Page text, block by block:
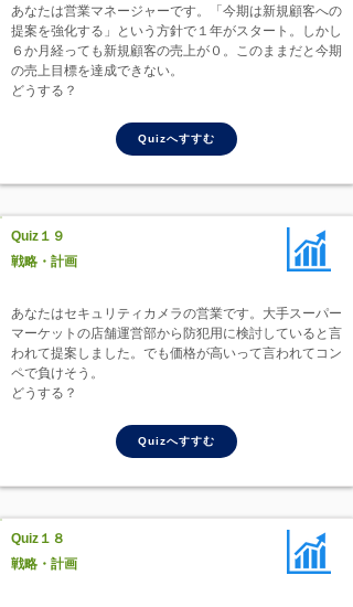
あなたは営業マネージャーです。「今期は新規顧客への
提案を強化する」という方針で１年がスタート。しかし
６か月経っても新規顧客の売上が０。このままだと今期
の売上目標を達成できない。
どうする？
Quizへすすむ
Quiz１９
戦略・計画
あなたはセキュリティカメラの営業です。大手スーパー
マーケットの店舗運営部から防犯用に検討していると言
われて提案しました。でも価格が高いって言われてコン
ペで負けそう。
どうする？
Quizへすすむ
Quiz１８
戦略・計画